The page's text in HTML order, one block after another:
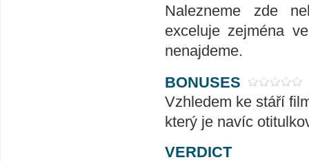
Nalezneme zde
exceluje zejména
nenajdeme.
BONUSES
Vzhledem ke stáří
který je navíc
VERDICT